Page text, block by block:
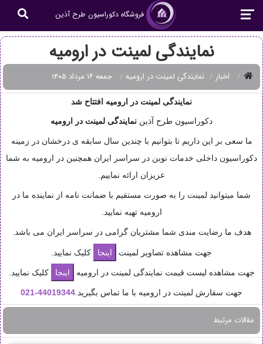
فروشگاه دکوراسیون طرح آذین
نمایندگی لمینت در ارومیه
اخبار نمایندگی لمینت در ارومیه جمعه ۱۶ مرداد ۱۴۰۵
نمایندگی لمینت در ارومیه افتتاح شد
دکوراسیون طرح آذین نمایندگی لمینت در ارومیه
ما سعی بر این داریم تا بتوانیم با چندین سال سابقه ی درخشان در زمینه
دکوراسیون داخلی خدمات نوین در سراسر ایران همچنین در ارومیه به شما
عزیزان ارائه نماییم.
شما میتوانید لمینت را به صورت مستقیم با ضمانت نامه از نماینده ما در
ارومیه تهیه نمایید.
هدف ما رضایت مندی شما مشتریان گرامی در سراسر ایران می باشد.
جهت مشاهده تصاویر لمینت کلیک نمایید.
جهت مشاهده لیست قیمت نمایندگی لمینت در ارومیه کلیک نمایید.
جهت سفارش لمینت در ارومیه با ما تماس بگیرید. 44019344-
021
مقالات مرتبط